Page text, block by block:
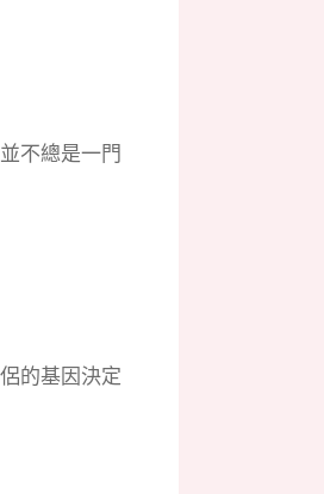
不總是一門
的基因決定